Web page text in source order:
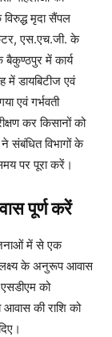
मृदा सैंपल
एस.एच.जी. के
बैकुण्ठपुर में कार्य
में डायबिटीज एवं
एवं गर्भवती
कर किसानों को
ने संबंधित विभागों के
पर पूरा करें।
पूर्ण करें
में से एक
लक्ष्य के अनुरूप आवास
को
आवास की राशि को